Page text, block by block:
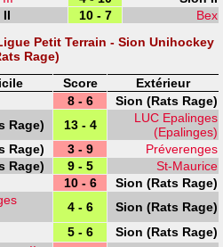
II 10 - 7
Bex
Petit Terrain - Sion Unihockey
Rage)
Score
Extérieur
8 - 6
Sion (Rats Rage)
Rage) 13 - 4
LUC Epalinges
(Epalinges)
Rage) 3 - 9
Préverenges
Rage) 9 - 5
St-Maurice
10 - 6
Sion (Rats Rage)
4 - 6
Sion (Rats Rage)
5 - 6
Sion (Rats Rage)